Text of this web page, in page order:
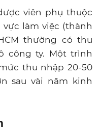
viên phụ thuộc
làm việc (thành
thường có thu
công ty. Một trình
thu nhập 20-50
sau vài năm kinh